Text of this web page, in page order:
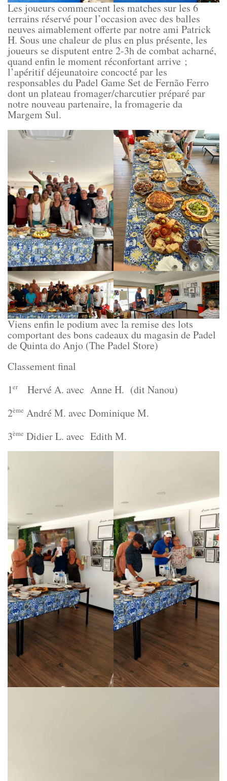
Les joueurs commencent les matches sur les 6
terrains réservé pour l’occasion avec des balles
neuves aimablement offerte par notre ami Patrick
H. Sous une chaleur de plus en plus présente, les
joueurs se disputent entre 2-3h de combat acharné,
quand enfin le moment réconfortant arrive ;
l’apéritif déjeunatoire concocté par les
responsables du Padel Game Set de Fernão Ferro
dont un plateau fromager/charcutier préparé par
notre nouveau partenaire, la fromagerie da
Margem Sul.
Viens enfin le podium avec la remise des lots
comportant des bons cadeaux du magasin de Padel
de Quinta do Anjo (The Padel Store)
Classement final
1er
Hervé A. avec Anne H. (dit Nanou)
2ème André M. avec Dominique M.
3ème Didier L. avec Edith M.